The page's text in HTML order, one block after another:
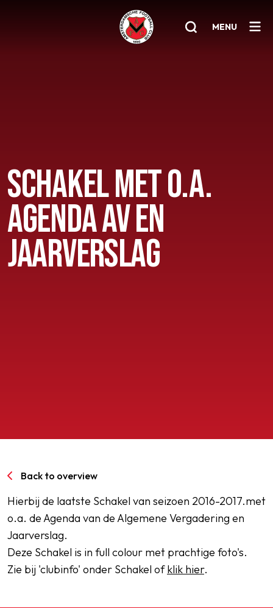
MENU
Jeugd
Senioren
Clubinfo
Nieuwsoverzicht
Sponsoring
SCHAKEL MET O.A.
AGENDA AV EN
JAARVERSLAG
Back to overview
Hierbij de laatste Schakel van seizoen 2016-2017.met
o.a. de Agenda van de Algemene Vergadering en
Jaarverslag.
Deze Schakel is in full colour met prachtige foto's.
Zie bij 'clubinfo' onder Schakel ofklik hier.